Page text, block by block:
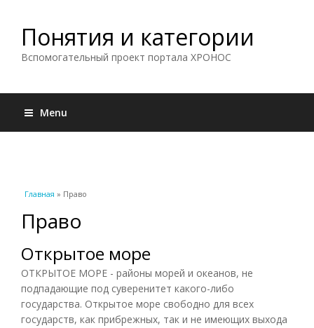
Понятия и категории
Вспомогательный проект портала ХРОНОС
Menu
Вы здесь
Главная » Право
Право
Открытое море
ОТКРЫТОЕ МОРЕ - районы морей и океанов, не
подпадающие под суверенитет какого-либо
государства. Открытое море свободно для всех
государств, как прибрежных, так и не имеющих выхода